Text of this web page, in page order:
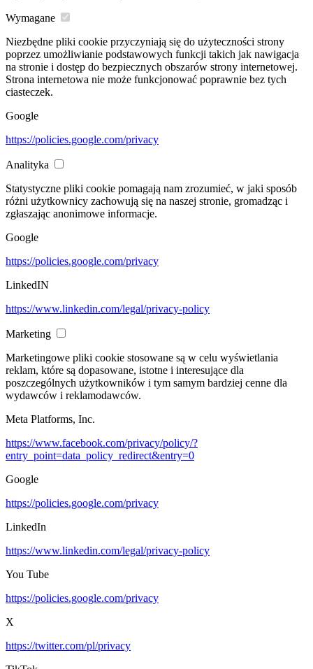
Wymagane
Niezbędne pliki cookie przyczyniają się do użyteczności strony
poprzez umożliwianie podstawowych funkcji takich jak nawigacja
na stronie i dostęp do bezpiecznych obszarów strony internetowej.
Strona internetowa nie może funkcjonować poprawnie bez tych
ciasteczek.
Google
https://policies.google.com/privacy
Analityka
Statystyczne pliki cookie pomagają nam zrozumieć, w jaki sposób
różni użytkownicy zachowują się na naszej stronie, gromadząc i
zgłaszając anonimowe informacje.
Google
https://policies.google.com/privacy
LinkedIN
https://www.linkedin.com/legal/privacy-policy
Marketing
Marketingowe pliki cookie stosowane są w celu wyświetlania
reklam, które są dopasowane, istotne i interesujące dla
poszczególnych użytkowników i tym samym bardziej cenne dla
wydawców i reklamodawców.
Meta Platforms, Inc.
https://www.facebook.com/privacy/policy/?
entry_point=data_policy_redirect&entry=0
Google
https://policies.google.com/privacy
LinkedIn
https://www.linkedin.com/legal/privacy-policy
You Tube
https://policies.google.com/privacy
X
https://twitter.com/pl/privacy